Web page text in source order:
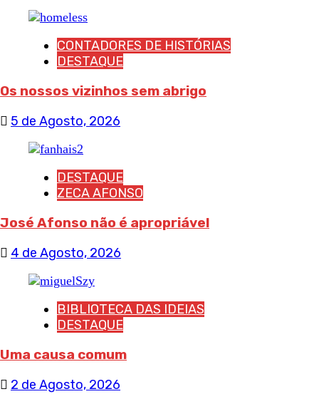
CONTADORES DE HISTÓRIAS
DESTAQUE
Os nossos vizinhos sem abrigo
5 de Agosto, 2026
DESTAQUE
ZECA AFONSO
José Afonso não é apropriável
4 de Agosto, 2026
BIBLIOTECA DAS IDEIAS
DESTAQUE
Uma causa comum
2 de Agosto, 2026